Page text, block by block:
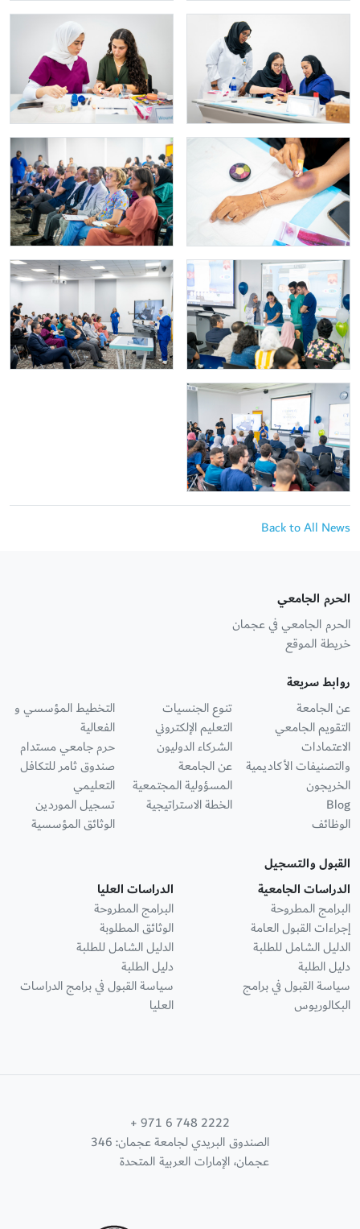
Back to All News
الحرم الجامعي
الحرم الجامعي في عجمان
خريطة الموقع
روابط سريعة
عن الجامعة
التقويم الجامعي
الاعتمادات
والتصنيفات الأكاديمية
الخريجون
Blog
الوظائف
تنوع الجنسيات
التعليم الإلكتروني
الشركاء الدوليون
عن الجامعة
المسؤولية المجتمعية
الخطة الاستراتيجية
التخطيط المؤسسي و
الفعالية
حرم جامعي مستدام
صندوق ثامر للتكافل
التعليمي
تسجيل الموردين
الوثائق المؤسسية
القبول والتسجيل
الدراسات الجامعية
البرامج المطروحة
إجراءات القبول العامة
الدليل الشامل للطلبة
دليل الطلبة
سياسة القبول في برامج
البكالوريوس
الدراسات العليا
البرامج المطروحة
الوثائق المطلوبة
الدليل الشامل للطلبة
دليل الطلبة
سياسة القبول في برامج الدراسات
العليا
+ 971 6 748 2222
الصندوق البريدي لجامعة عجمان: 346
عجمان، الإمارات العربية المتحدة